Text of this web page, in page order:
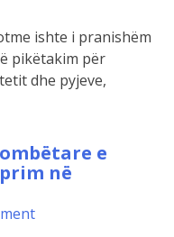
ishte i pranishëm
pikëtakim për
dhe pyjeve,
e
në